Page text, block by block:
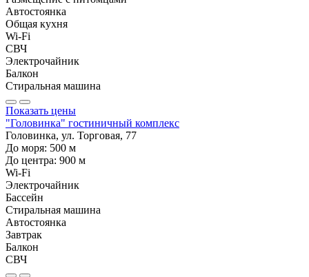
Автостоянка
Общая кухня
Wi-Fi
СВЧ
Электрочайник
Балкон
Стиральная машина
Показать цены
"Головинка" гостиничный комплекс
Головинка, ул. Торговая, 77
До моря: 500 м
До центра: 900 м
Wi-Fi
Электрочайник
Бассейн
Стиральная машина
Автостоянка
Завтрак
Балкон
СВЧ